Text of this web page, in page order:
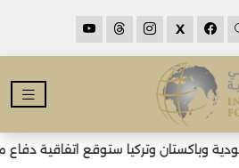
X
وتركيا ستوقع اتفاقية دفاع